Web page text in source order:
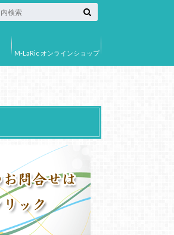
M-LaRic オンラインショップ